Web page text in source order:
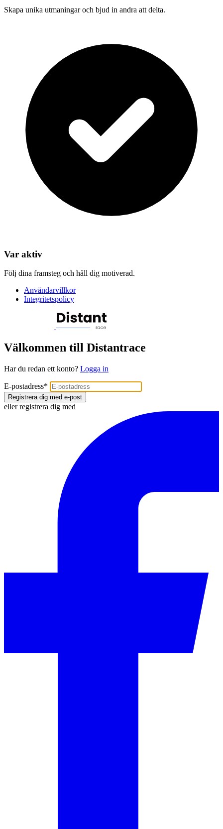
Skapa unika utmaningar och bjud in andra att delta.
Var aktiv
Följ dina framsteg och håll dig motiverad.
Användarvillkor
Integritetspolicy
Välkommen till Distantrace
Har du redan ett konto? Logga in
E-postadress*
Registrera dig med e-post
eller registrera dig med